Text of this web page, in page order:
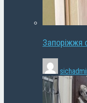
Запоріжжя